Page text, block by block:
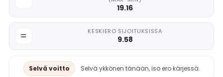
19.16
KESKIERO SIJOITUKSISSA
9.58
Selvä voitto Selvä ykkönen tänään, iso ero kärjessä.